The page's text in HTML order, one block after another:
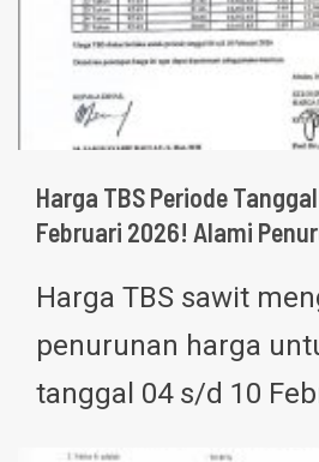
Harga TBS Periode
Februari 2026! Alami
Harga TBS sawit
penurunan harga
tanggal 04 s/d 10